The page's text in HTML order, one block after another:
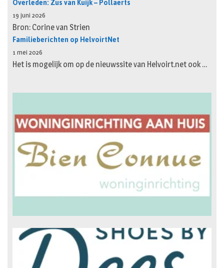
19 juni 2026
Bron: Corine van Strien
Familieberichten op HelvoirtNet
1 mei 2026
Het is mogelijk om op de nieuwssite van Helvoirt.net ook …